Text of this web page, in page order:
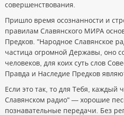
совершенствования.
Пришло время осознанности и
правилам Славянского МИРА
Предков. "Народное Славянское
частица огромной Державы, оно
человеков, для коих суть слов
Правда и Наследие Предков
Если это так, то для Тебя, каждый
Славянском радио" — хорошие
познавательные передачи. Без